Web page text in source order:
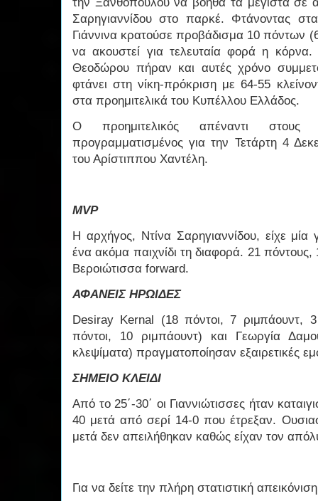
Σαρηγιαννίδου στο παρκέ. Φτάνοντας
Γιάννινα κρατούσε προβάδισμα 10 πόντων
να ακουστεί για τελευταία φορά η
Θεοδώρου πήραν και αυτές χρόνο
φτάνει στη νίκη-πρόκριση με 64-55
στα προημιτελικά του Κυπέλλου Ελλάδος.
Ο προημιτελικός απέναντι στους
προγραμματισμένος για την Τετάρτη 4
του Αρίστιππου Χαντέλη.
MVP
Η αρχήγος, Ντίνα Σαρηγιαννίδου, είχε μία
ένα ακόμα παιχνίδι τη διαφορά. 21 πόντους,
Βεροιώτισσα forward.
ΑΦΑΝΕΙΣ ΗΡΩΙΔΕΣ
Desiray Kernal (18 πόντοι, 7 ριμπάουντ,
πόντοι, 10 ριμπάουντ) και Γεωργία
κλεψίματα) πραγματοποίησαν εξαιρετικές
ΣΗΜΕΙΟ ΚΛΕΙΔΙ
Από το 25΄-30΄ οι Γιαννιώτισσες ήταν
40 μετά από σερί 14-0 που έτρεξαν.
μετά δεν απειλήθηκαν καθώς είχαν τον
Για να δείτε την πλήρη στατιστική